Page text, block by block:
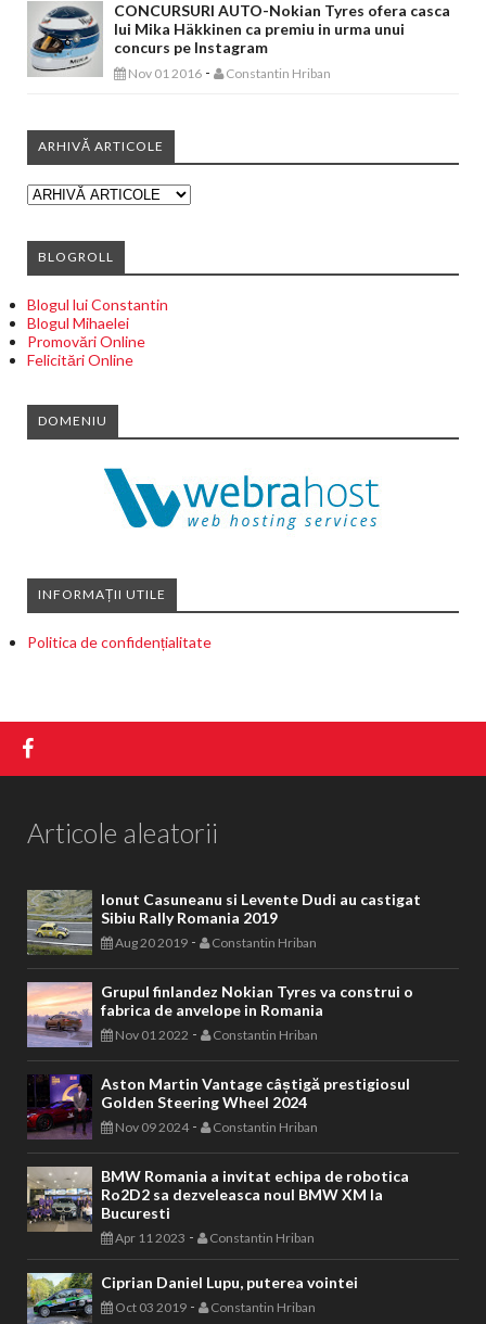
CONCURSURI AUTO-Nokian Tyres ofera casca
lui Mika Häkkinen ca premiu in urma unui
concurs pe Instagram
Nov 01 2016 - Constantin Hriban
ARHIVĂ ARTICOLE
BLOGROLL
Blogul lui Constantin
Blogul Mihaelei
Promovări Online
Felicitări Online
DOMENIU
INFORMAȚII UTILE
Politica de confidențialitate
Articole aleatorii
Ionut Casuneanu si Levente Dudi au castigat
Sibiu Rally Romania 2019
Aug 20 2019 - Constantin Hriban
Grupul finlandez Nokian Tyres va construi o
fabrica de anvelope in Romania
Nov 01 2022 - Constantin Hriban
Aston Martin Vantage câștigă prestigiosul
Golden Steering Wheel 2024
Nov 09 2024- Constantin Hriban
BMW Romania a invitat echipa de robotica
Ro2D2 sa dezveleasca noul BMW XM la
Bucuresti
Apr 11 2023 - Constantin Hriban
Ciprian Daniel Lupu, puterea vointei
Oct 03 2019 - Constantin Hriban